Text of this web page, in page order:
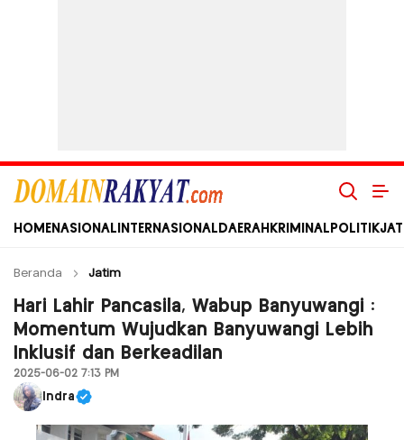
Domain Rakyat
Berita Hari Ini Terkini dan Terbaru Indonesia dan Internasional
HOME NASIONAL INTERNASIONAL DAERAH KRIMINAL POLITIK
Beranda Jatim
Hari Lahir Pancasila, Wabup Banyuwangi :
Momentum Wujudkan Banyuwangi Lebih
Inklusif dan Berkeadilan
2025-06-02 7:13 PM
Indra